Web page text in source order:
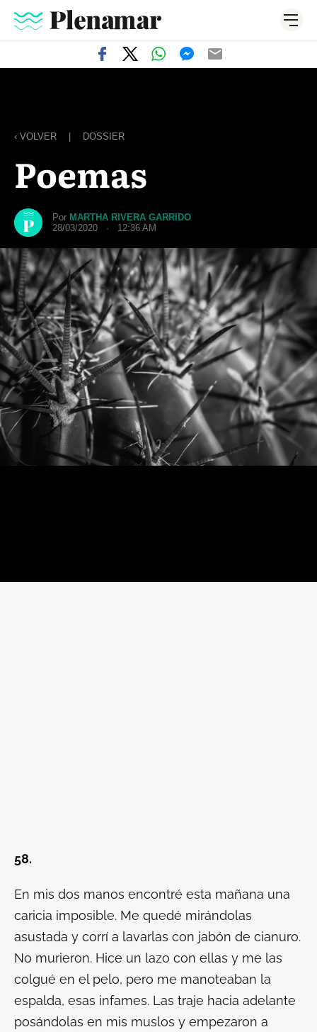
‹ VOLVER DOSSIER
Poemas
Por MARTHA RIVERA GARRIDO
28/03/2020 · 12:36 AM
58.
En mis dos manos encontré esta mañana una
caricia imposible. Me quedé mirándolas
asustada y corrí a lavarlas con jabón de cianuro.
No murieron. Hice un lazo con ellas y me las
colgué en el pelo, pero me manoteaban la
espalda, esas infames. Las traje hacia adelante
posándolas en mis muslos y empezaron a